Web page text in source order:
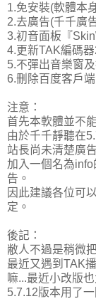
1.免安裝(軟體本
2.去廣告(千千廣
3.初音面板『
4.更新TAK編碼
5.不彈出音樂窗
6.刪除百度客戶
注意：
首先本軟體並不
由於千千靜聽在
站長尚未清楚廣
加入一個名為
告。
因此建議各位可
定。
後記：
敝人不過是稍微
最近又遇到TAK
嘛...最近小改版
5.7.12版本用了一